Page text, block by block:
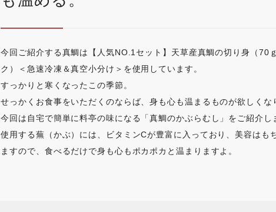
今回ご紹介する真鯛は【人気NO.1セット】天草産真鯛の切り身（70
ク）＜急速冷凍＆真空小分け＞を使用しています。
すっかりと寒くなったこの季節。
せっかくお食事をいただくのならば、身も心も温まるものが欲しくな
今回は自宅で簡単に料亭の味になる「真鯛のかぶらむし」をご紹介し
使用する蕪（かぶ）には、ビタミンCが豊富に入っており、美容はも
ますので、食べるだけで身も心もポカポカと温まりますよ。